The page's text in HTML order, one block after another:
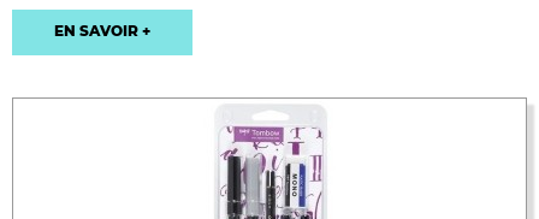
EN SAVOIR +